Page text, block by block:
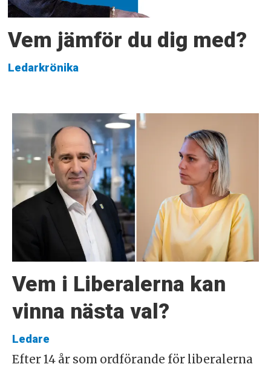
Vem jämför du dig med?
Ledarkrönika
Vem i Liberalerna kan
vinna nästa val?
Ledare
Efter 14 år som ordförande för liberalerna